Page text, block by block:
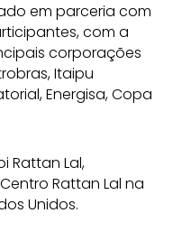
em parceria com
com a
corporações
Itaipu
Energisa, Copa
Rattan Lal,
Rattan Lal na
Unidos.